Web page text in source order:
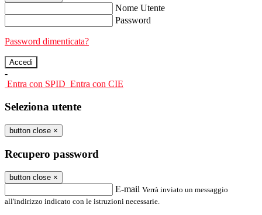
Nome Utente
Password
Password dimenticata?
-
Entra con SPID Entra con CIE
Seleziona utente
button close ×
Recupero password
button close ×
E-mail Verrà inviato un messaggio
all'indirizzo indicato con le istruzioni necessarie.